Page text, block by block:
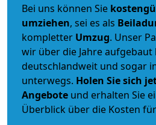
Bei uns können Sie
umziehen, sei es als
kompletter Umzug. Unser
wir über die Jahre aufgebaut
deutschlandweit und sogar
unterwegs. Holen Sie sich
Angebote und erhalten Sie
Überblick über die Kosten